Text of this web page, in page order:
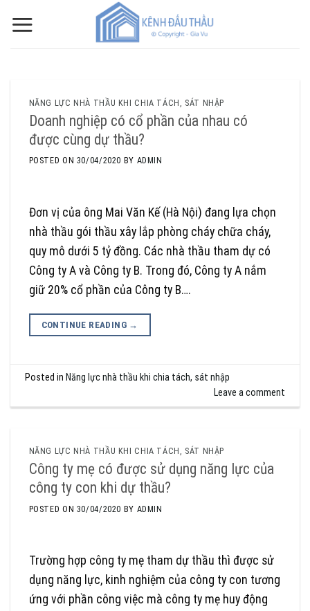
content
NĂNG LỰC NHÀ THẦU KHI CHIA TÁCH, SÁT NHẬP
Doanh nghiệp có cổ phần của nhau có
được cùng dự thầu?
POSTED ON 30/04/2020 BY ADMIN
Đơn vị của ông Mai Văn Kế (Hà Nội) đang lựa chọn
nhà thầu gói thầu xây lắp phòng cháy chữa cháy,
quy mô dưới 5 tỷ đồng. Các nhà thầu tham dự có
Công ty A và Công ty B. Trong đó, Công ty A nắm
giữ 20% cổ phần của Công ty B….
CONTINUE READING →
Posted in Năng lực nhà thầu khi chia tách, sát nhập
Leave a comment
NĂNG LỰC NHÀ THẦU KHI CHIA TÁCH, SÁT NHẬP
Công ty mẹ có được sử dụng năng lực của
công ty con khi dự thầu?
POSTED ON 30/04/2020 BY ADMIN
Trường hợp công ty mẹ tham dự thầu thì được sử
dụng năng lực, kinh nghiệm của công ty con tương
ứng với phần công việc mà công ty mẹ huy động